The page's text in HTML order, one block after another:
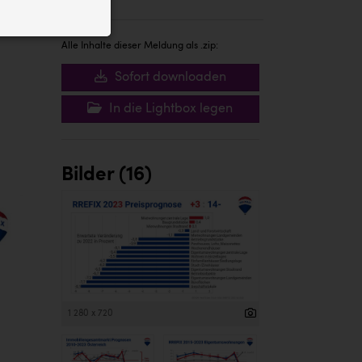
Alle Inhalte dieser Meldung als .zip:
Sofort downloaden
In die Lightbox legen
Bilder (16)
1 280 x 720
Website